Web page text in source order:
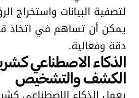
لتصفية البيانات واستخراج
يمكن أن تساهم في اتخاذ
دقة وفعالية.
الذكاء الاصطناعي
الكشف والتشخيص